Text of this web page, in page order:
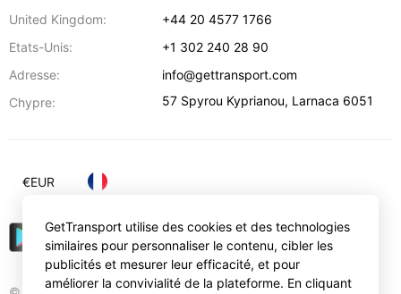
United Kingdom:
+44 20 4577 1766
Etats-Unis:
+1 302 240 28 90
Adresse:
info@gettransport.com
Chypre:
57 Spyrou Kyprianou, Larnaca 6051
€EUR
GetTransport utilise des cookies et des technologies
similaires pour personnaliser le contenu, cibler les
publicités et mesurer leur efficacité, et pour
améliorer la convivialité de la plateforme. En cliquant